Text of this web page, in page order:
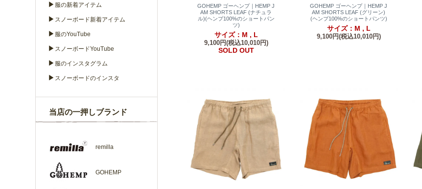
GOHEMP ゴーヘンプ｜HEMP J
AM SHORTS LEAF (ナチュラ
ル)(ヘンプ100%のショートパン
ツ)
サイズ：M , L
9,100円(税込10,010円)
SOLD OUT
GOHEMP ゴーヘンプ｜HEMP J
AM SHORTS LEAF (グリーン)
(ヘンプ100%のショートパンツ)
サイズ：M , L
9,100円(税込10,010円)
▶ 服の新着アイテム
▶ スノーボード新着アイテム
▶ 服のYouTube
▶ スノーボードYouTube
▶ 服のインスタグラム
▶ スノーボードのインスタ
当店の一押しブランド
remilla
GOHEMP